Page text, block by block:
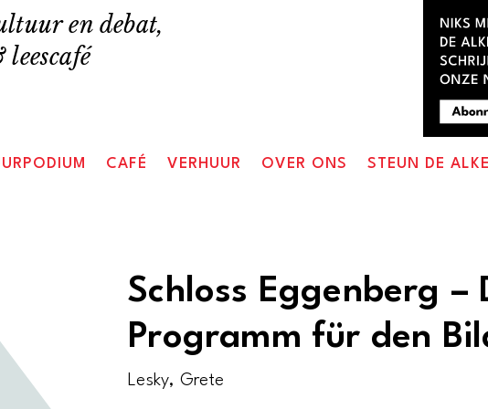
en debat,
CAFÉ VERHUUR OVER ONS STEUN DE
Schloss Eggenberg –
Programm für den
Lesky, Grete